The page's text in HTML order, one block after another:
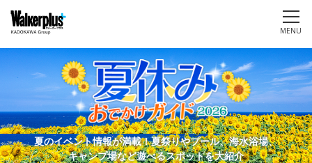
MENU
夏のイベント情報が満載！夏祭りやプール、海水浴場、
キャンプ場など遊べるスポットを大紹介